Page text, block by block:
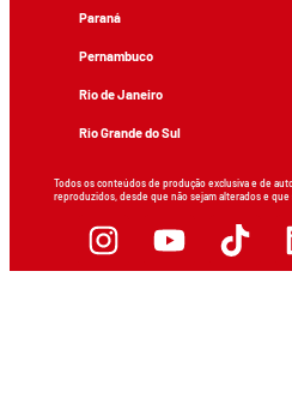
Paraná
Pernambuco
Rio de Janeiro
Rio Grande do Sul
Todos os conteúdos de produção exclusiva e de
reproduzidos, desde que não sejam alterados e